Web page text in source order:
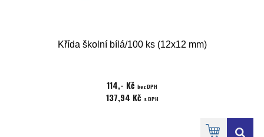
Křída školní bílá/100 ks (12x12 mm)
114,- Kč bez DPH
137,94 Kč s DPH